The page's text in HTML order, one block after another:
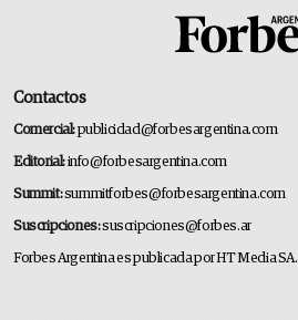
Contactos
Comercial:publicidad@forbesargentina.com
Editorial:info@forbesargentina.com
Summit:summitforbes@forbesargentina.com
Suscripciones:suscripciones@forbes.ar
Forbes Argentina es publicada por HT Media SA.